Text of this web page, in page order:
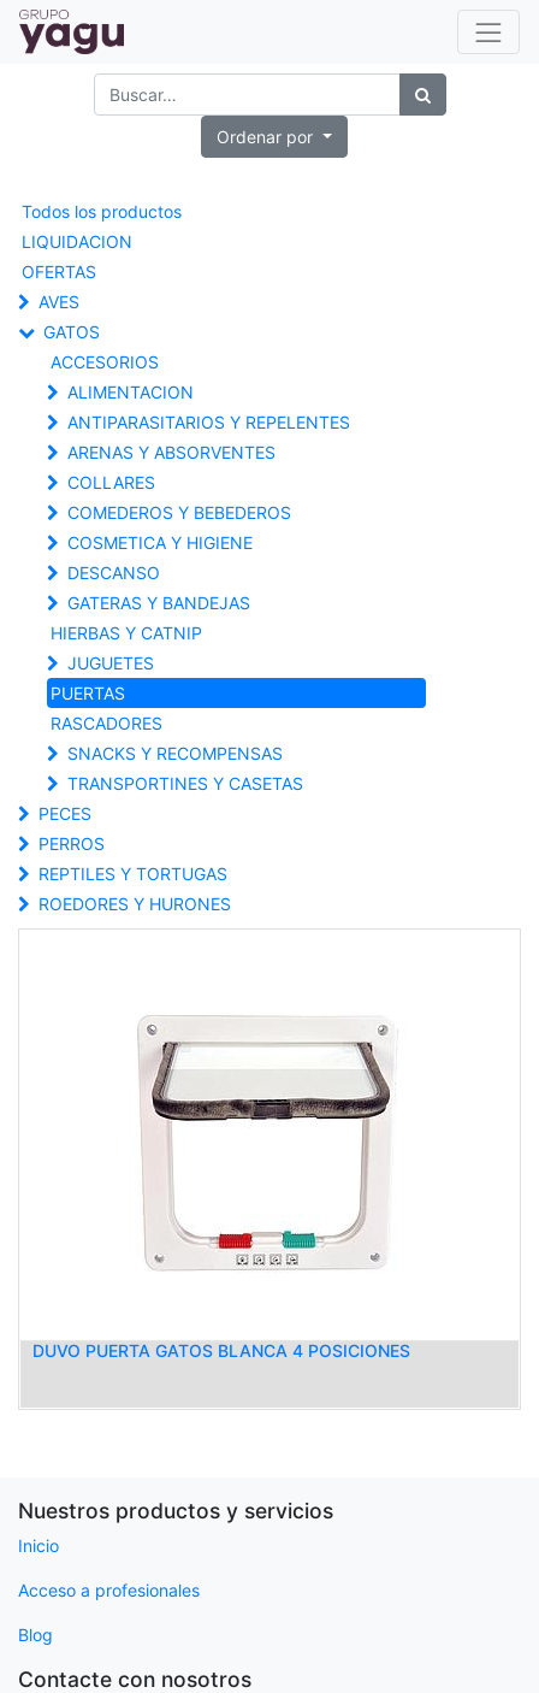
Ordenar por
Todos los productos
LIQUIDACION
OFERTAS
AVES
GATOS
ACCESORIOS
ALIMENTACION
ANTIPARASITARIOS Y REPELENTES
ARENAS Y ABSORVENTES
COLLARES
COMEDEROS Y BEBEDEROS
COSMETICA Y HIGIENE
DESCANSO
GATERAS Y BANDEJAS
HIERBAS Y CATNIP
JUGUETES
PUERTAS
RASCADORES
SNACKS Y RECOMPENSAS
TRANSPORTINES Y CASETAS
PECES
PERROS
REPTILES Y TORTUGAS
ROEDORES Y HURONES
DUVO PUERTA GATOS BLANCA 4 POSICIONES
Nuestros productos y servicios
Inicio
Acceso a profesionales
Blog
Contacte con nosotros